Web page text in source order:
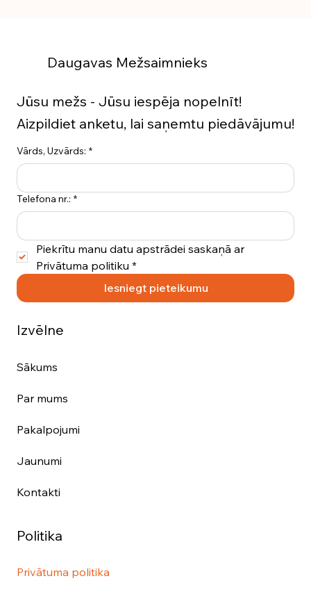
Daugavas Mežsaimnieks
Jūsu mežs - Jūsu iespēja nopelnīt!
Aizpildiet anketu, lai saņemtu piedāvājumu!
Vārds, Uzvārds: *
Telefona nr.: *
Piekrītu manu datu apstrādei saskaņā ar
Privātuma politiku *
Iesniegt pieteikumu
Izvēlne
Sākums
Par mums
Pakalpojumi
Jaunumi
Kontakti
Politika
Privātuma politika